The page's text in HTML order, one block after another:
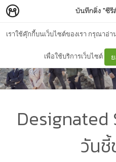
เราใช้คุ๊กกี้บนเว็บไซต์ของเรา กรุณาอ่
เพื่อใช้บริการเว็บไซต์
บันทึกติ่ง "ซีรี
Designated
วันชี้